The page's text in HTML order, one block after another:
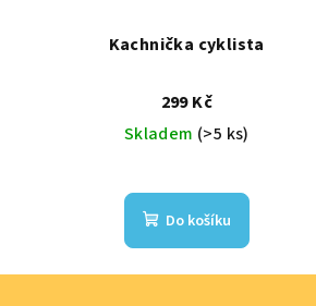
Kachnička cyklista
299 Kč
Skladem (>5 ks)
Do košíku